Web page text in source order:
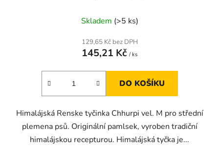
Skladem (>5 ks)
129,65 Kč bez DPH
145,21 Kč / ks
DO KOŠÍKU
Himalájská Renske tyčinka Chhurpi vel. M pro střední
plemena psů. Originální pamlsek, vyroben tradiční
himalájskou recepturou. Himalájská tyčka je...